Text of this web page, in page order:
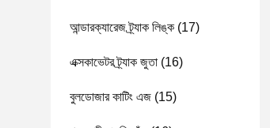
আন্ডারক্যারেজ ট্র্যাক লিঙ্ক (17)
এক্সকাভেটর ট্র্যাক জুতা (16)
বুলডোজার কাটিং এজ (15)